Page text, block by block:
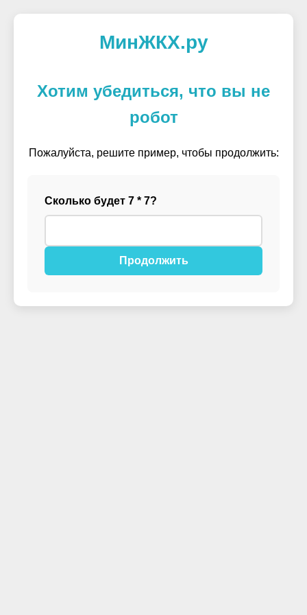
МинЖКХ.ру
Хотим убедиться, что вы не
робот
Пожалуйста, решите пример, чтобы продолжить:
Сколько будет 7 * 7?
Продолжить